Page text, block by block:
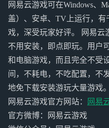
网易云游戏可在Windows、
盖）、安卓、TV上运行，
戏，深受玩家好评。 网易云
不用安装，即点即玩。用户
和电脑游戏，而且完全不受
间，不耗电，不吃配置，不
地免下载安装游玩大量游戏。
网易云游戏官方网站：
网易
官方微博：网易云游戏